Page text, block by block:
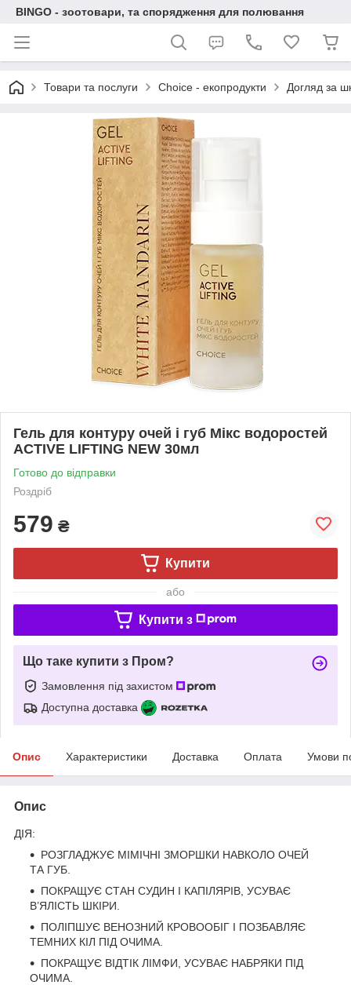
BINGO - зоотовари, та спорядження для полювання
Товари та послуги Choice - екопродукти Догляд за
Гель для контуру очей і губ Мікс водоростей
ACTIVE LIFTING NEW 30мл
Готово до відправки
Роздріб
579 ₴
Купити
або
Купити з
Що таке купити з Пром?
Замовлення під захистом
Доступна доставка
Опис Характеристики Доставка Оплата Умови
Опис
ДІЯ:
РОЗГЛАДЖУЄ МІМІЧНІ ЗМОРШКИ НАВКОЛО ОЧЕЙ
ТА ГУБ.
ПОКРАЩУЄ СТАН СУДИН І КАПІЛЯРІВ, УСУВАЄ
В’ЯЛІСТЬ ШКІРИ.
ПОЛІПШУЄ ВЕНОЗНИЙ КРОВООБІГ І ПОЗБАВЛЯЄ
ТЕМНИХ КІЛ ПІД ОЧИМА.
ПОКРАЩУЄ ВІДТІК ЛІМФИ, УСУВАЄ НАБРЯКИ ПІД
ОЧИМА.